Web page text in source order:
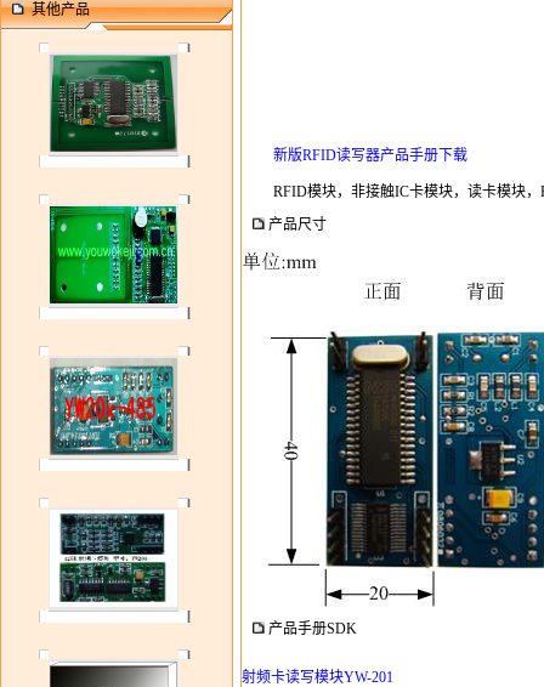
其他产品
新版RFID读写器产品手册下载
RFID模块，非接触IC卡模块，读卡模块
产品尺寸
产品手册SDK
射频卡读写模块YW-201